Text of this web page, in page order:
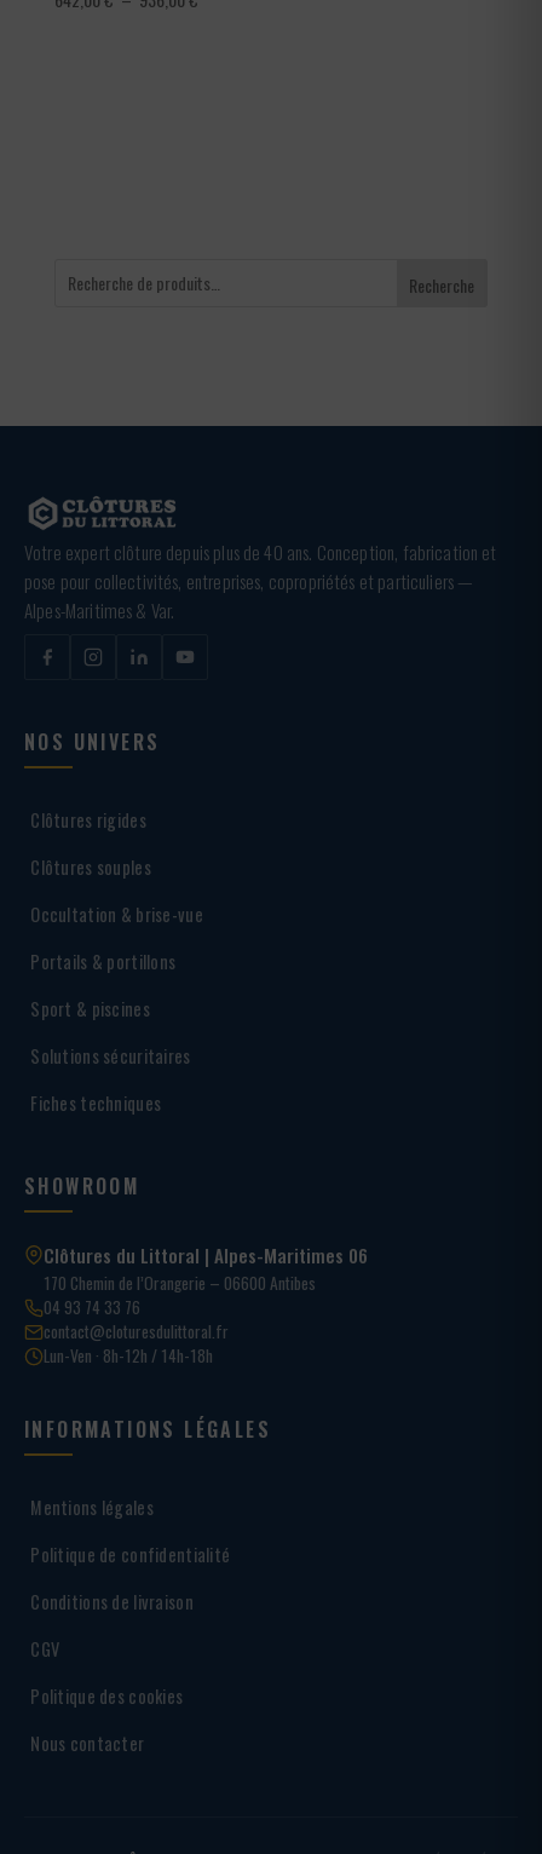
Recherche
Votre expert clôture depuis plus de 40 ans. Conception, fabrication et
pose pour collectivités, entreprises, copropriétés et particuliers —
Alpes-Maritimes & Var.
NOS UNIVERS
Clôtures rigides
Clôtures souples
Occultation & brise-vue
Portails & portillons
Sport & piscines
Solutions sécuritaires
Fiches techniques
SHOWROOM
Clôtures du Littoral | Alpes-Maritimes 06
170 Chemin de l’Orangerie – 06600 Antibes
04 93 74 33 76
contact@cloturesdulittoral.fr
Lun-Ven · 8h-12h / 14h-18h
INFORMATIONS LÉGALES
Mentions légales
Politique de confidentialité
Conditions de livraison
CGV
Politique des cookies
Nous contacter